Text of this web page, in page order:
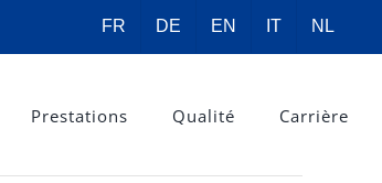
FR DE EN IT NL
Prestations Qualité Carrière